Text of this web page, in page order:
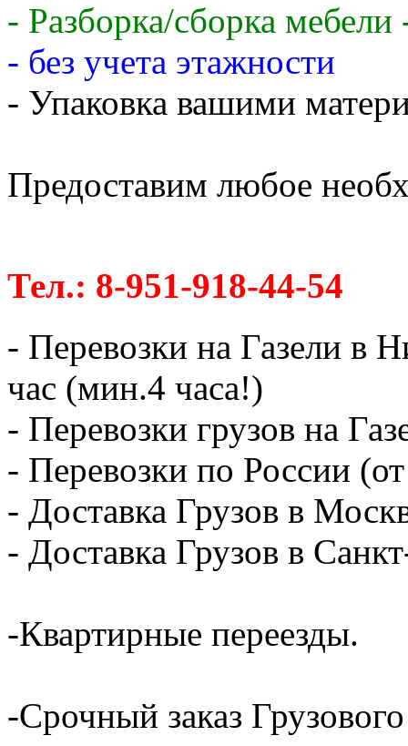
- Разборка/сборка мебели
- без учета этажности
- Упаковка вашими
Предоставим любое
Тел.: 8-951-918-44-54
- Перевозки на Газели в
час (мин.4 часа!)
- Перевозки грузов на
- Перевозки по России
- Доставка Грузов в
- Доставка Грузов в
-Квартирные переезды.
-Срочный заказ